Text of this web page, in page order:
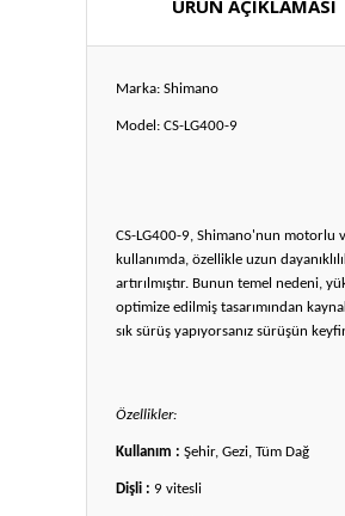
ÜRÜN AÇIKLAMASI
Marka: Shimano
Model: CS-LG400-9
CS-LG400-9, Shimano'nun motorlu
kullanımda, özellikle uzun
artırılmıştır. Bunun temel nedeni,
optimize edilmiş tasarımından
sık sürüş yapıyorsanız sürüşün
Özellikler:
Kullanım : Şehir, Gezi, Tüm Dağ
Dişli : 9 vitesli